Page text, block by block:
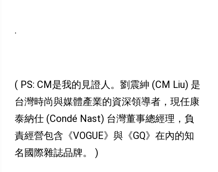
.
( PS: CM是我的見證人。劉震紳 (CM Liu) 是
台灣時尚與媒體產業的資深領導者，現任康
泰納仕 (Condé Nast) 台灣董事總經理，負
責經營包含《VOGUE》與《GQ》在內的知
名國際雜誌品牌。 )